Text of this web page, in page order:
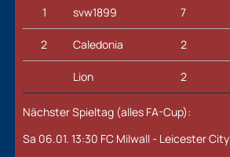
1 svw1899 7
2 Caledonia 2
Lion 2
Nächster Spieltag (alles FA-Cup):
Sa 06.01. 13:30 FC Milwall - Leicester City